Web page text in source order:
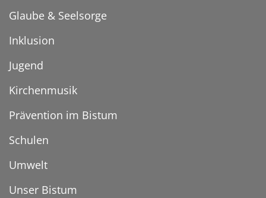
Glaube & Seelsorge
Inklusion
Jugend
Kirchenmusik
Prävention im Bistum
Schulen
Umwelt
Unser Bistum